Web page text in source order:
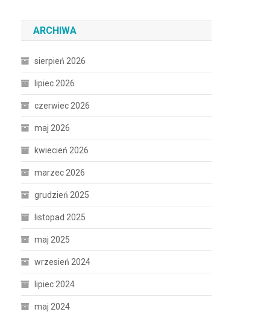
ARCHIWA
sierpień 2026
lipiec 2026
czerwiec 2026
maj 2026
kwiecień 2026
marzec 2026
grudzień 2025
listopad 2025
maj 2025
wrzesień 2024
lipiec 2024
maj 2024